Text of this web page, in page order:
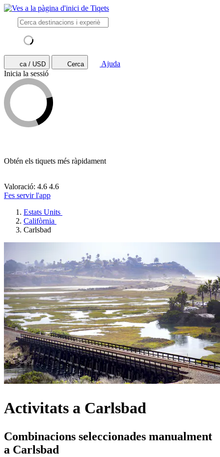
ca / USD Cerca
Ajuda
Inicia la sessió
Obtén els tiquets més ràpidament
Valoració: 4.6 4.6
Fes servir l'app
Estats Units
Califòrnia
Carlsbad
Activitats a Carlsbad
Combinacions seleccionades manualment
a Carlsbad